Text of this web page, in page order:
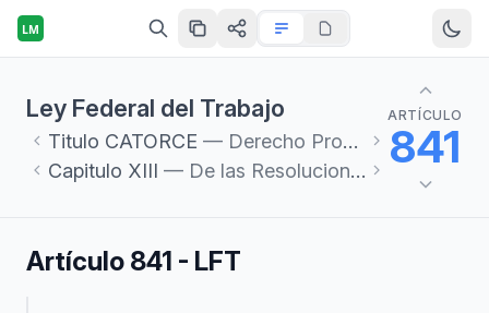
LM
Ley Federal del Trabajo
Titulo CATORCE — Derecho Procesal del Trabajo
Capitulo XIII — De las Resoluciones Laborales
ARTÍCULO
841
Artículo 841 - LFT